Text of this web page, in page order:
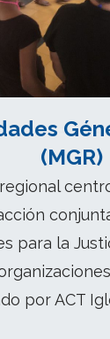
(MGR)
para la
por ACT